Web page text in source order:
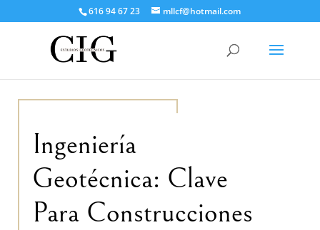
616 94 67 23 mllcf@hotmail.com
Ingeniería
Geotécnica: Clave
Para Construcciones